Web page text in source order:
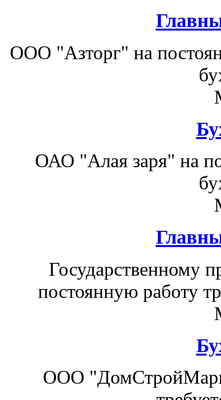
ООО "Азторг" на
ОАО "Алая заря" на
Государственному
постоянную работу
ООО